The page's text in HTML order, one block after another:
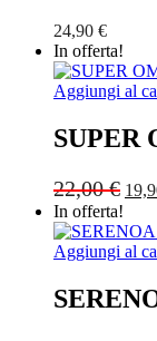
24,90 €
In offerta!
Aggiungi al
SUPER
22,00€
price
was:
In offerta!
Aggiungi al